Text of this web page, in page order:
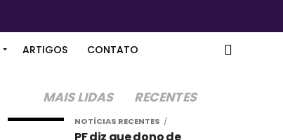
ARTIGOS CONTATO
MAIS LIDAS RECENTES
NOTÍCIAS RECENTES